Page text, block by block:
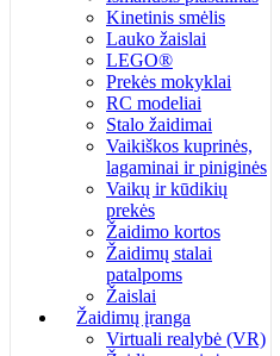
Kinetinis smėlis
Lauko žaislai
LEGO®
Prekės mokyklai
RC modeliai
Stalo žaidimai
Vaikiškos kuprinės,
lagaminai ir piniginės
Vaikų ir kūdikių
prekės
Žaidimo kortos
Žaidimų stalai
patalpoms
Žaislai
Žaidimų įranga
Virtuali realybė (VR)